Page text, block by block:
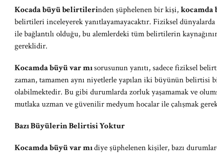
Kocada büyü belirtilerinden şüphelenen bir kişi,kocamda
belirtileri inceleyerek yanıtlayamayacaktır. Fiziksel
ile bağlantılı olduğu, bu alemlerdeki tüm belirtilerin
gereklidir.
Kocamda büyü var mısorusunun yanıtı, sadece fiziksel
zaman, tamamen aynı niyetlerle yapılan iki büyünün belirtisi
olabilmektedir. Bu gibi durumlarda zorluk yaşamamak ve
mutlaka uzman ve güvenilir medyum hocalar ile çalışmak
Bazı Büyülerin Belirtisi Yoktur
Kocamda büyü var mıdiye şüphelenen kişiler, bazı